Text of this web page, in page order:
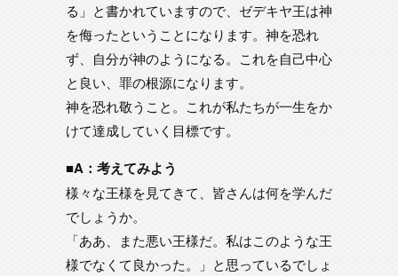
る」と書かれていますので、ゼデキヤ王は神
を侮ったということになります。神を恐れ
ず、自分が神のようになる。これを自己中心
と良い、罪の根源になります。
神を恐れ敬うこと。これが私たちが一生をか
けて達成していく目標です。
■A：考えてみよう
様々な王様を見てきて、皆さんは何を学んだ
でしょうか。
「ああ、また悪い王様だ。私はこのような王
様でなくて良かった。」と思っているでしょ